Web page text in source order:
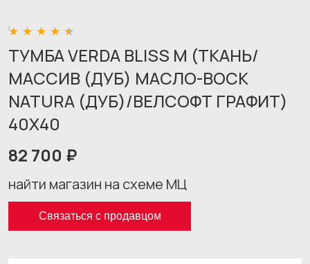
ТУМБА VERDA BLISS M (ТКАНЬ/
МАССИВ (ДУБ) МАСЛО-ВОСК
NATURA (ДУБ)/ВЕЛСОФТ ГРАФИТ)
40X40
82 700 ₽
найти магазин на схеме МЦ
Связаться с продавцом